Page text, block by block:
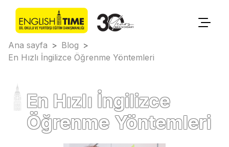
Ana sayfa > Blog >
En Hızlı İngilizce Öğrenme Yöntemleri
En Hızlı İngilizce
Öğrenme Yöntemleri